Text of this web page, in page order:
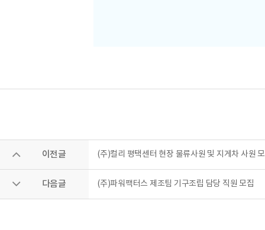
이전글 (주)컬리 평택센터 현장 물류사원 및 지게차 사원
다음글 (주)파워팩터스 제조팀 기구조립 담당 직원 모집